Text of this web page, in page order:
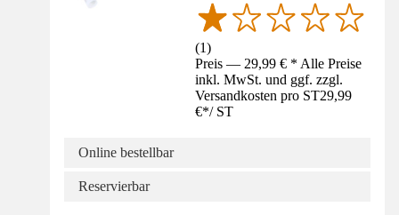
(1)
Preis — 29,99 € * Alle Preise
inkl. MwSt. und ggf. zzgl.
Versandkosten pro ST29,99
€*/ ST
Online bestellbar
Reservierbar